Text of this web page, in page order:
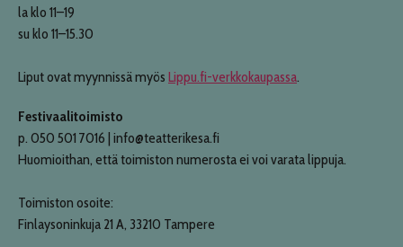
la klo 11–19
su klo 11–15.30
Liput ovat myynnissä myös Lippu.fi-verkkokaupassa.
Festivaalitoimisto
p. 050 501 7016 | info@teatterikesa.fi
Huomioithan, että toimiston numerosta ei voi varata lippuja.
Toimiston osoite:
Finlaysoninkuja 21 A, 33210 Tampere